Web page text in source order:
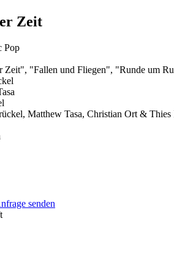
Zeit
Pop
Zeit", "Fallen und Fliegen", "Runde um
Matthew Tasa, Christian Ort & Thies
senden